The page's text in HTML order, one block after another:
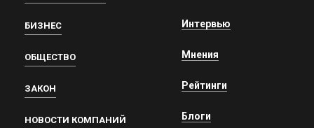
БИЗНЕС
ОБЩЕСТВО
ЗАКОН
НОВОСТИ КОМПАНИЙ
Интервью
Мнения
Рейтинги
Блоги